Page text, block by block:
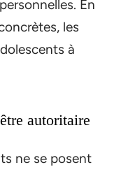
En
les
à
autoritaire
ne se posent